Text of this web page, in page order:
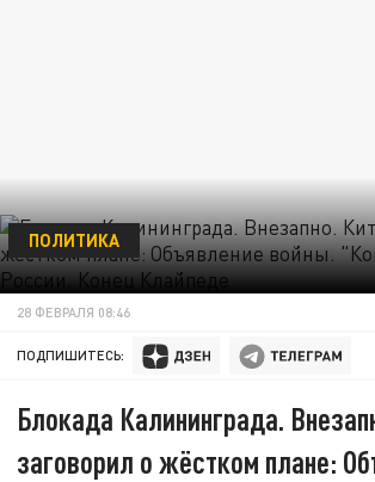
ПОЛИТИКА
28 ФЕВРАЛЯ 08:46
ПОДПИШИТЕСЬ:
Блокада Калининграда.
заговорил о жёстком плане: